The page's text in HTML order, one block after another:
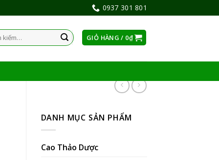
0937 301 801
GIỎ HÀNG / 0₫
DANH MỤC SẢN PHẨM
Cao Thảo Dược